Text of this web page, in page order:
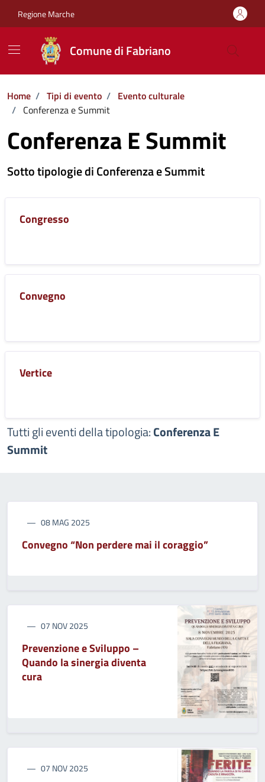
Regione Marche
Comune di Fabriano
Home / Tipi di evento / Evento culturale
/ Conferenza e Summit
Conferenza E Summit
Sotto tipologie di Conferenza e Summit
Congresso
Convegno
Vertice
Tutti gli eventi della tipologia:Conferenza E
Summit
08 MAG 2025
Convegno “Non perdere mai il coraggio”
07 NOV 2025
Prevenzione e Sviluppo –
Quando la sinergia diventa
cura
07 NOV 2025